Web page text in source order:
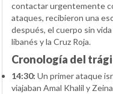
contactar urgentemente
ataques, recibieron una
después, el cuerpo sin
libanés y la Cruz Roja.
Cronología del
14:30: Un primer ataque
viajaban Amal Khalil y